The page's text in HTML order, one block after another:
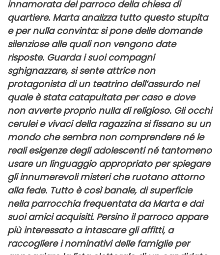
innamorata del parroco della chiesa di
quartiere. Marta analizza tutto questo stupita
e per nulla convinta: si pone delle domande
silenziose alle quali non vengono date
risposte. Guarda i suoi compagni
sghignazzare, si sente attrice non
protagonista di un teatrino dell’assurdo nel
quale è stata catapultata per caso e dove
non avverte proprio nulla di religioso. Gli occhi
cerulei e vivaci della ragazzina si fissano su un
mondo che sembra non comprendere né le
reali esigenze degli adolescenti né tantomeno
usare un linguaggio appropriato per spiegare
gli innumerevoli misteri che ruotano attorno
alla fede. Tutto è così banale, di superficie
nella parrocchia frequentata da Marta e dai
suoi amici acquisiti. Persino il parroco appare
più interessato a intascare gli affitti, a
raccogliere i nominativi delle famiglie per